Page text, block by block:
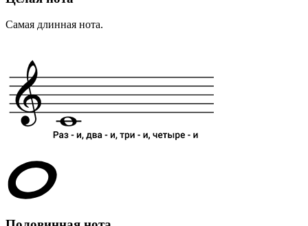
Самая длинная нота.